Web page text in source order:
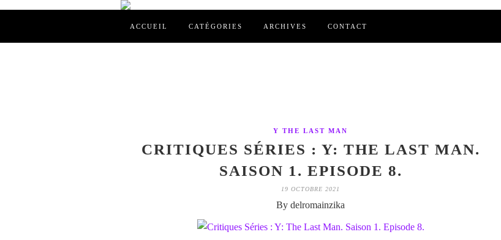
ACCUEIL CATÉGORIES ARCHIVES CONTACT
Y THE LAST MAN
CRITIQUES SÉRIES : Y: THE LAST MAN.
SAISON 1. EPISODE 8.
19 OCTOBRE 2021
By delromainzika